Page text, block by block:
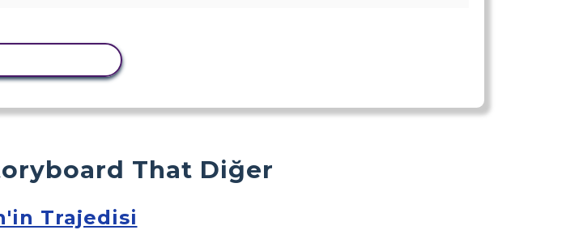
That Diğer
Trajedisi